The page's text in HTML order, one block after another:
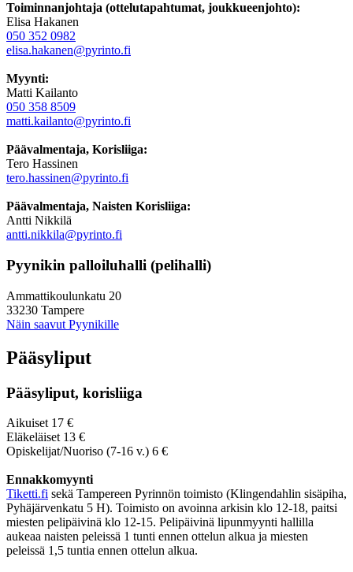
Toiminnanjohtaja (ottelutapahtumat, joukkueenjohto):
Elisa Hakanen
050 352 0982
elisa.hakanen@pyrinto.fi
Myynti:
Matti Kailanto
050 358 8509
matti.kailanto@pyrinto.fi
Päävalmentaja, Korisliiga:
Tero Hassinen
tero.hassinen@pyrinto.fi
Päävalmentaja, Naisten Korisliiga:
Antti Nikkilä
antti.nikkila@pyrinto.fi
Pyynikin palloiluhalli (pelihalli)
Ammattikoulunkatu 20
33230 Tampere
Näin saavut Pyynikille
Pääsyliput
Pääsyliput, korisliiga
Aikuiset 17 €
Eläkeläiset 13 €
Opiskelijat/Nuoriso (7-16 v.) 6 €
Ennakkomyynti
Tiketti.fi sekä Tampereen Pyrinnön toimisto (Klingendahlin sisäpiha,
Pyhäjärvenkatu 5 H). Toimisto on avoinna arkisin klo 12-18, paitsi
miesten pelipäivinä klo 12-15. Pelipäivinä lipunmyynti hallilla
aukeaa naisten peleissä 1 tunti ennen ottelun alkua ja miesten
peleissä 1,5 tuntia ennen ottelun alkua.